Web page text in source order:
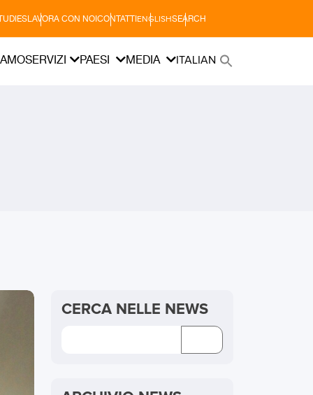
LAVORA CON NOICONTATTIENGLISHSEARCH
SERVIZI PAESI MEDIA ITALIAN
CERCA NELLE NEWS